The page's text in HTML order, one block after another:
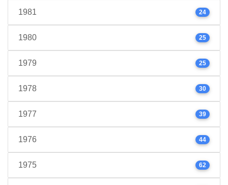
1981 24
1980 25
1979 25
1978 30
1977 39
1976 44
1975 62